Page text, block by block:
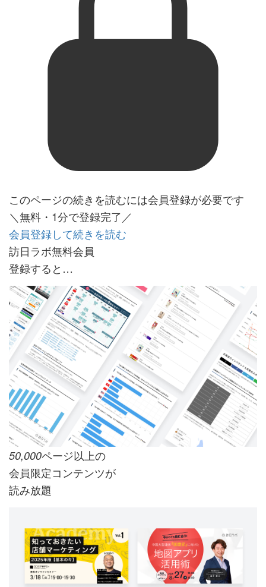
このページの続きを読むには会員登録が必要です
＼無料・1分で登録完了／
会員登録して続きを読む
訪日ラボ無料会員
登録すると…
50,000ページ以上の
会員限定コンテンツが
読み放題